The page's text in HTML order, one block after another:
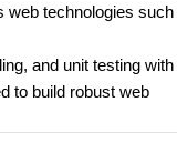
web technologies such
and unit testing with
to build robust web